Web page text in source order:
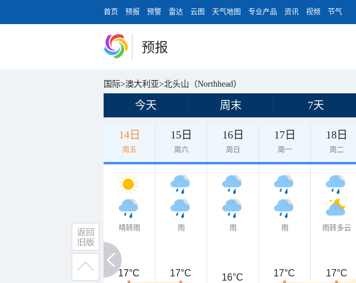
首页 预报 预警 雷达 云图 天气地图 专业产品 资讯 视频 节气
预报
国际>澳大利亚>北头山（Northhead）
今天 周末 7天
14日
周五
15日
周六
16日
周日
17日
周一
18日
周二
晴转雨 雨 雨 雨 雨转多云
17°C
17°C 17°C 16°C 17°C 17°C